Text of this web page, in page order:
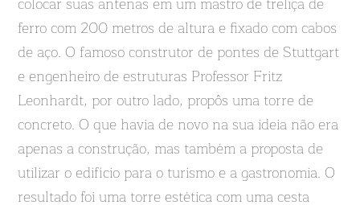
ferro com 200 metros de altura e fixado com cabos
de aço. O famoso construtor de pontes de Stuttgart
e engenheiro de estruturas Professor Fritz
Leonhardt, por outro lado, propôs uma torre de
concreto. O que havia de novo na sua ideia não era
apenas a construção, mas também a proposta de
utilizar o edifício para o turismo e a gastronomia. O
resultado foi uma torre estética com uma cesta